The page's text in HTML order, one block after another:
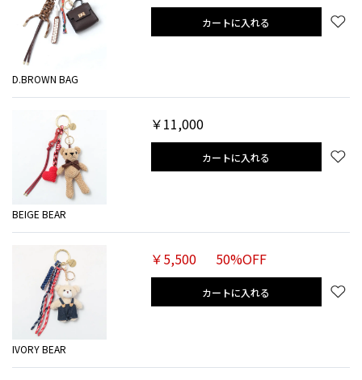
D.BROWN BAG
カートに入れる
BEIGE BEAR
￥11,000
カートに入れる
IVORY BEAR
￥5,500 50%OFF
カートに入れる